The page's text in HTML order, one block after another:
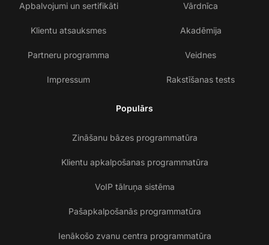
Apbalvojumi un sertifikāti
Klientu atsauksmes
Partneru programma
Impressum
Vārdnīca
Akadēmija
Veidnes
Rakstīšanas tests
Populārs
Zināšanu bāzes programmatūra
Klientu apkalpošanas programmatūra
VoIP tālruņa sistēma
Pašapkalpošanās programmatūra
Ienākošo zvanu centra programmatūra